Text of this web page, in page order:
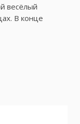
весёлый
В конце